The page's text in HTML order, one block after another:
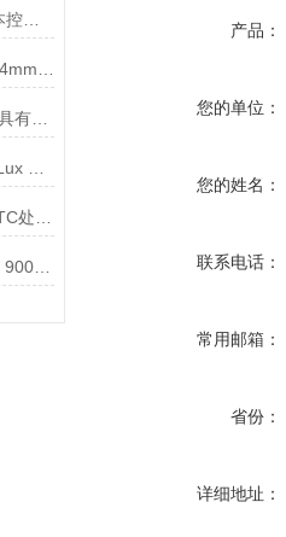
Invitrogen脂质体2000在实验成本控制中的优势有哪些？
HSPC/CHOL/mPEG2000-DSPE具有硫酸铵梯度的脂质体 （100nm）说明
SPL-50450按盖管,PP 50ml 灭菌 9000g说明
产品：
您的单位：
您的姓名：
联系电话：
常用邮箱：
省份：
详细地址：